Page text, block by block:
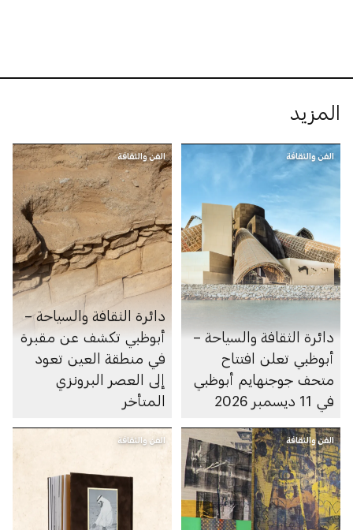
المزيد
الفن والثقافة
دائرة الثقافة والسياحة –
أبوظبي تعلن افتتاح
متحف جوجنهايم أبوظبي
في 11 ديسمبر 2026
الفن والثقافة
دائرة الثقافة والسياحة –
أبوظبي تكشف عن مقبرة
في منطقة العين تعود
إلى العصر البرونزي
المتأخر
الفن والثقافة الفن والثقافة